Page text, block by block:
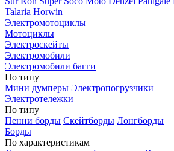
Talaria Horwin
Электромотоциклы
Мотоциклы
Электроскейты
Электромобили
Электромобили багги
По типу
Мини думперы Электропогрузчики
Электротележки
По типу
Пенни борды Скейтборды Лонгборды
Борды
По характеристикам